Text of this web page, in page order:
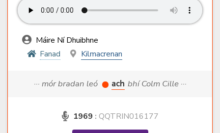
Máire Ní Dhuibhne
Fanad
Kilmacrenan
··· mór bradan leó ach bhí Colm Cille ···
1969 : QQTRIN016177